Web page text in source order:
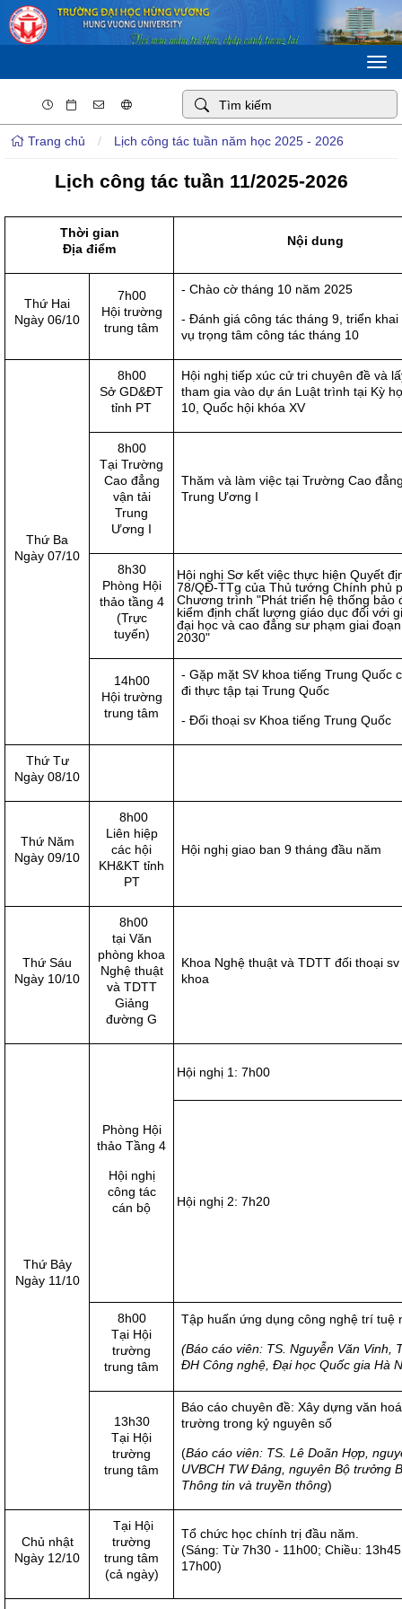
Trang chủ / Lịch công tác tuần năm học 2025 - 2026
Lịch công tác tuần 11/2025-2026
Thời gian
Địa điểm
Nội dung
Thứ Hai
Ngày 06/10
7h00
Hội trường
trung tâm
- Chào cờ tháng 10 năm 2025
- Đánh giá công tác tháng 9, triển khai
vụ trọng tâm công tác tháng 10
Thứ Ba
Ngày 07/10
8h00
Sở GD&ĐT
tỉnh PT
Hội nghị tiếp xúc cử tri chuyên đề và
tham gia vào dự án Luật trình tại Kỳ
10, Quốc hội khóa XV
8h00
Tại Trường
Cao đẳng
vận tải
Trung
Ương I
Thăm và làm việc tại Trường Cao
Trung Ương I
8h30
Phòng Hội
thảo tầng 4
(Trực
tuyến)
Hội nghị Sơ kết việc thực hiện Quyết
78/QĐ-TTg của Thủ tướng Chính phủ
Chương trình "Phát triển hệ thống bảo
kiểm định chất lượng giáo dục đối với
đại học và cao đẳng sư phạm giai
2030"
14h00
Hội trường
trung tâm
- Gặp mặt SV khoa tiếng Trung Quốc
đi thực tập tại Trung Quốc
- Đối thoại sv Khoa tiếng Trung Quốc
Thứ Tư
Ngày 08/10
Thứ Năm
Ngày 09/10
8h00
Liên hiệp
các hội
KH&KT tỉnh
PT
Hội nghị giao ban 9 tháng đầu năm
Thứ Sáu
Ngày 10/10
8h00
tại Văn
phòng khoa
Nghệ thuật
và TDTT
Giảng
đường G
Khoa Nghệ thuật và TDTT đối thoại sv
khoa
Thứ Bảy
Ngày 11/10
Phòng Hội
thảo Tầng 4
Hội nghị
công tác
cán bộ
Hội nghị 1: 7h00
Hội nghị 2: 7h20
8h00
Tại Hội
trường
trung tâm
Tập huấn ứng dụng công nghệ trí tuệ
(Báo cáo viên: TS. Nguyễn Văn Vinh,
ĐH Công nghệ, Đại học Quốc gia Hà
13h30
Tại Hội
trường
trung tâm
Báo cáo chuyên đề: Xây dựng văn
trường trong kỷ nguyên số
(Báo cáo viên: TS. Lê Doãn Hợp,
UVBCH TW Đảng, nguyên Bộ trưởng
Thông tin và truyền thông)
Chủ nhật
Ngày 12/10
Tại Hội
trường
trung tâm
(cả ngày)
Tổ chức học chính trị đầu năm.
(Sáng: Từ 7h30 - 11h00; Chiều:
17h00)